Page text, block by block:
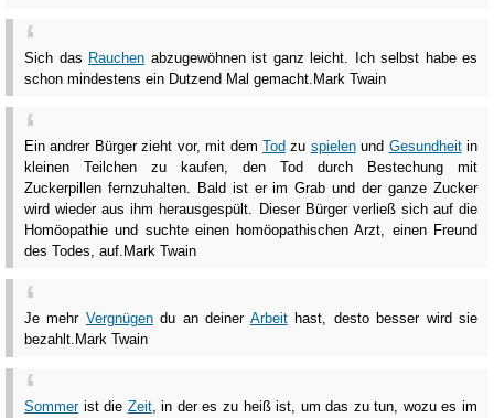
Sich das Rauchen abzugewöhnen ist ganz leicht. Ich selbst habe es
schon mindestens ein Dutzend Mal gemacht. Mark Twain
Ein andrer Bürger zieht vor, mit dem Tod zu spielenund Gesundheitin
kleinen Teilchen zu kaufen, den Tod durch Bestechung mit
Zuckerpillen fernzuhalten. Bald ist er im Grab und der ganze Zucker
wird wieder aus ihm herausgespült. Dieser Bürger verließ sich auf die
Homöopathie und suchte einen homöopathischen Arzt, einen Freund
des Todes, auf. Mark Twain
Je mehr Vergnügendu an deiner Arbeithast, desto besser wird sie
bezahlt. Mark Twain
Sommerist die Zeit, in der es zu heiß ist, um das zu tun, wozu es im